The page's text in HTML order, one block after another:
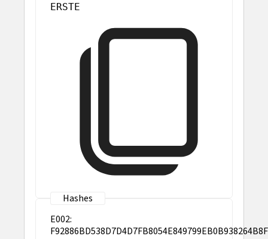
ERSTE
E002: